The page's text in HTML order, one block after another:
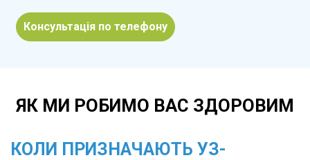
Консультація по телефону
ЯК МИ РОБИМО ВАС ЗДОРОВИМ
КОЛИ ПРИЗНАЧАЮТЬ УЗ-